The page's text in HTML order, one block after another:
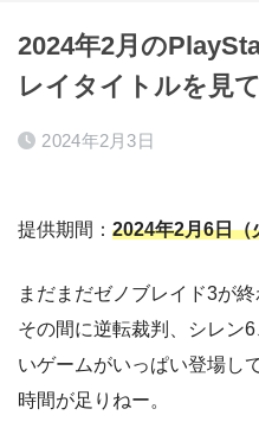
2024年2月の
レイタイトルを見
2024年2月3日
提供期間： 2024年2月6日（
まだまだゼノブレイド3が終
その間に逆転裁判、シレン
いゲームがいっぱい登場し
時間が足りねー。